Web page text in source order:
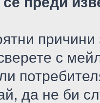
с
да не би